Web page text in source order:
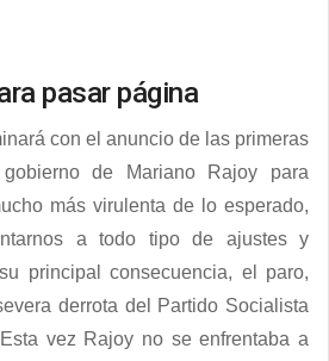
pasar página
con el anuncio de las primeras
de Mariano Rajoy para
más virulenta de lo esperado,
a todo tipo de ajustes y
principal consecuencia, el paro,
derrota del Partido Socialista
vez Rajoy no se enfrentaba a